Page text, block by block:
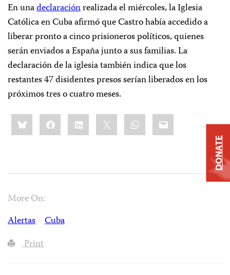
En unadeclaraciónrealizada el miércoles, la Iglesia
Católica en Cuba afirmó que Castro había accedido a
liberar pronto a cinco prisioneros políticos, quienes
serán enviados a España junto a sus familias. La
declaración de la iglesia también indica que los
restantes 47 disidentes presos serían liberados en los
próximos tres o cuatro meses.
Share
this:BlueskyFacebookLinkedIn WhatsApp
Email
More On:
Alertas
Cuba
Print
DONATE